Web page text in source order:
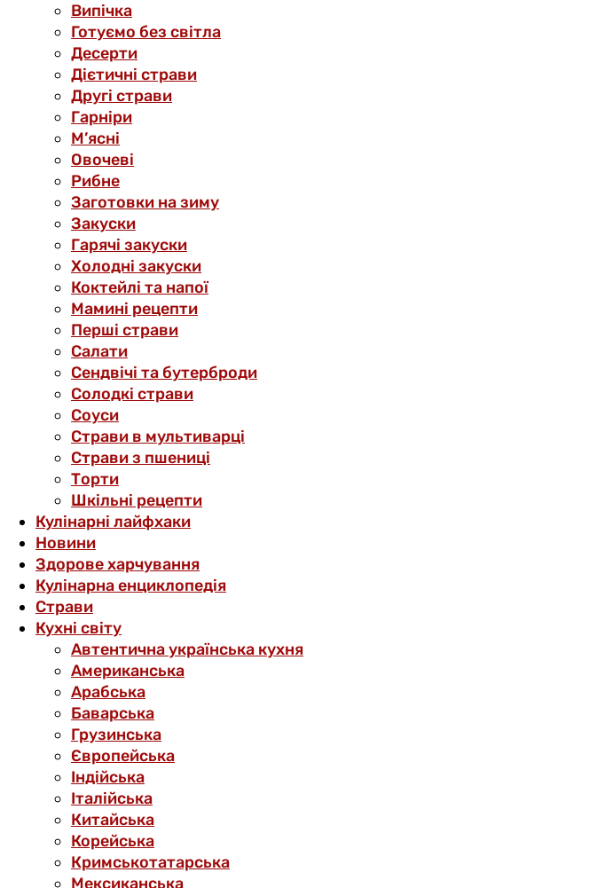
Випічка
Готуємо без світла
Десерти
Дієтичні страви
Другі страви
Гарніри
М’ясні
Овочеві
Рибне
Заготовки на зиму
Закуски
Гарячі закуски
Холодні закуски
Коктейлі та напої
Мамині рецепти
Перші страви
Салати
Сендвічі та бутерброди
Солодкі страви
Соуси
Страви в мультиварці
Страви з пшениці
Торти
Шкільні рецепти
Кулінарні лайфхаки
Новини
Здорове харчування
Кулінарна енциклопедія
Страви
Кухні світу
Автентична українська кухня
Американська
Арабська
Баварська
Грузинська
Європейська
Індійська
Італійська
Китайська
Корейська
Кримськотатарська
Мексиканська